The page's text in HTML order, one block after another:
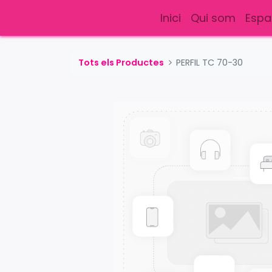
Inici Qui som
Tots els Productes PERFIL TC 70-30